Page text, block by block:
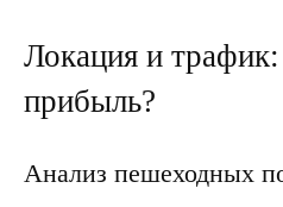
Локация и трафик:
прибыль?
Анализ пешеходных